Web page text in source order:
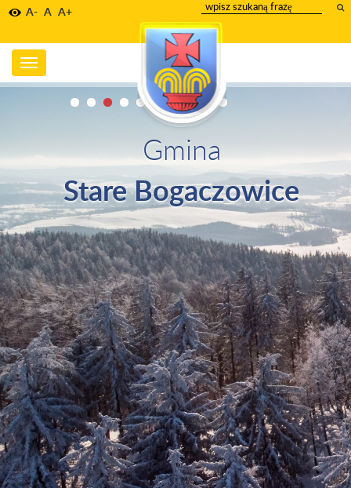
A- A A+
wpisz
szukany
tekst
Toggle
navigation
Gmina
Stare Bogaczowice